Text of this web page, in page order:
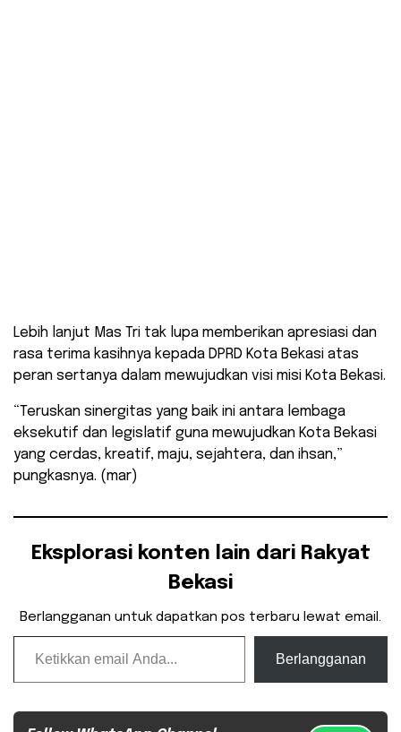
Lebih lanjut Mas Tri tak lupa memberikan apresiasi dan
rasa terima kasihnya kepada DPRD Kota Bekasi atas
peran sertanya dalam mewujudkan visi misi Kota Bekasi.
“Teruskan sinergitas yang baik ini antara lembaga
eksekutif dan legislatif guna mewujudkan Kota Bekasi
yang cerdas, kreatif, maju, sejahtera, dan ihsan,”
pungkasnya. (mar)
Eksplorasi konten lain dari Rakyat
Bekasi
Berlangganan untuk dapatkan pos terbaru lewat email.
Ketikkan email Anda...
Berlangganan